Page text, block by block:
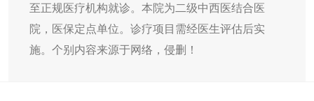
至正规医疗机构就诊。本院为二级中西医结合医
院，医保定点单位。诊疗项目需经医生评估后实
施。个别内容来源于网络，侵删！